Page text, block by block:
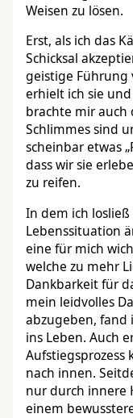
Weisen zu lösen.
Erst, als ich das
Schicksal
geistige Führung
erhielt ich sie
brachte mir auch
Schlimmes sind
scheinbar etwas
dass wir sie
zu reifen.
In dem ich
Lebenssituation
eine für mich
welche zu mehr
Dankbarkeit für
mein leidvolles
abzugeben, fand
ins Leben. Auch
Aufstiegsprozess
nach innen.
nur durch innere
einem